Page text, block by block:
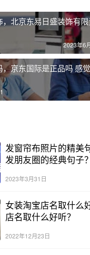
北京东易日盛装饰有
2023年6
京东国际是正品吗 感觉
发窗帘布照片的精美
发朋友圈的经典句子？
2023年3月31日
女装淘宝店名取什么
店名取什么好听？
2022年12月23日